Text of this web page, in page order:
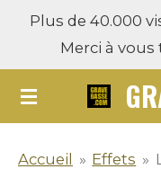
Passer
contenu
principal
Plus de 40.000
Merci à vous
Accueil » Effets »